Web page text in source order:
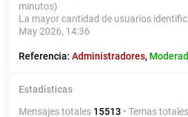
minutos)
La mayor cantidad de usuarios
May 2026, 14:36
Referencia: Administradores,
Estadísticas
Mensajes totales 15513 • Temas totales